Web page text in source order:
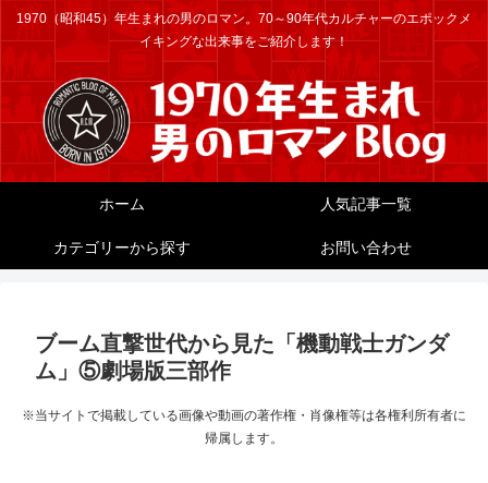
1970（昭和45）年生まれの男のロマン。70～90年代カルチャーのエポックメ
イキングな出来事をご紹介します！
ホーム 人気記事一覧
カテゴリーから探す お問い合わせ
ブーム直撃世代から見た「機動戦士ガンダ
ム」⑤劇場版三部作
※当サイトで掲載している画像や動画の著作権・肖像権等は各権利所有者に
帰属します。